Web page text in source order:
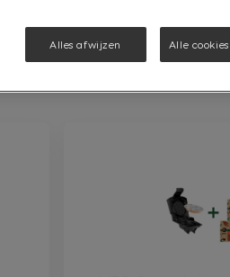
Alles afwijzen Alle